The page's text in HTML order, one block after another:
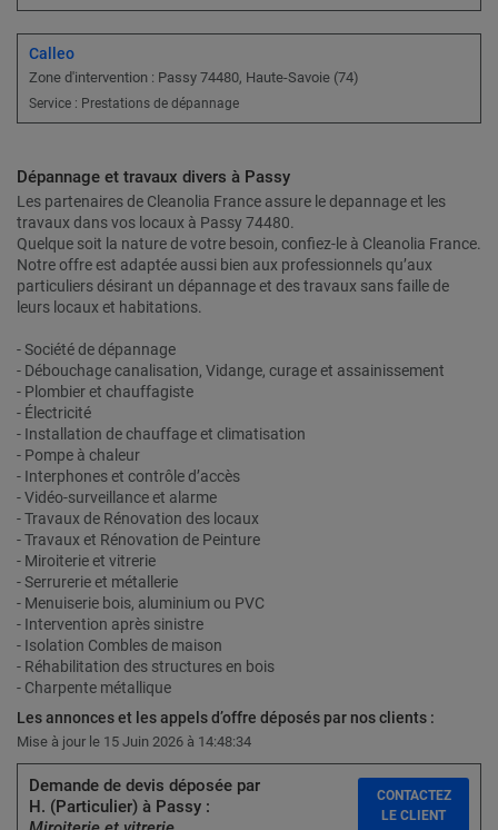
Calleo
Zone d'intervention : Passy 74480, Haute-Savoie (74)
Service : Prestations de dépannage
Dépannage et travaux divers à Passy
Les partenaires de Cleanolia France assure le depannage et les
travaux dans vos locaux à Passy 74480.
Quelque soit la nature de votre besoin, confiez-le à Cleanolia France.
Notre offre est adaptée aussi bien aux professionnels qu’aux
particuliers désirant un dépannage et des travaux sans faille de
leurs locaux et habitations.
- Société de dépannage
- Débouchage canalisation, Vidange, curage et assainissement
- Plombier et chauffagiste
- Électricité
- Installation de chauffage et climatisation
- Pompe à chaleur
- Interphones et contrôle d’accès
- Vidéo-surveillance et alarme
- Travaux de Rénovation des locaux
- Travaux et Rénovation de Peinture
- Miroiterie et vitrerie
- Serrurerie et métallerie
- Menuiserie bois, aluminium ou PVC
- Intervention après sinistre
- Isolation Combles de maison
- Réhabilitation des structures en bois
- Charpente métallique
Les annonces et les appels d’offre déposés par nos clients :
Mise à jour le 15 Juin 2026 à 14:48:34
Demande de devis déposée par
H. (Particulier) à Passy :
CONTACTEZ
LE CLIENT